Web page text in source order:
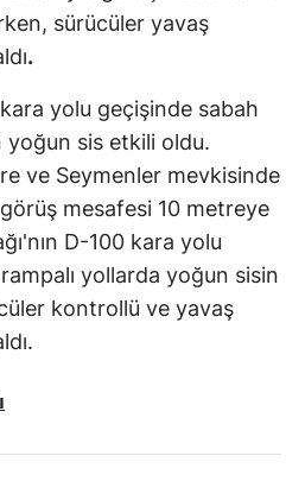
sürücüler yavaş
.
yolu geçişinde sabah
sis etkili oldu.
ve Seymenler mevkisinde
mesafesi 10 metreye
D-100 kara yolu
yollarda yoğun sisin
kontrollü ve yavaş